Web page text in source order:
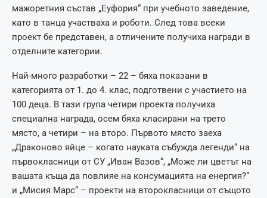
мажоретния състав „Еуфория“ при учебното заведение,
като в танца участваха и роботи. След това всеки
проект бе представен, а отличените получиха награди в
отделните категории.
Най-много разработки – 22 – бяха показани в
категорията от 1. до 4. клас, подготвени с участието на
100 деца. В тази група четири проекта получиха
специална награда, осем бяха класирани на трето
място, а четири – на второ. Първото място заеха
„Драконово яйце – когато науката събужда легенди“ на
първокласници от СУ „Иван Вазов“, „Може ли цветът на
вашата къща да повлияе на консумацията на енергия?“
и „Мисия Марс“ – проекти на второкласници от същото